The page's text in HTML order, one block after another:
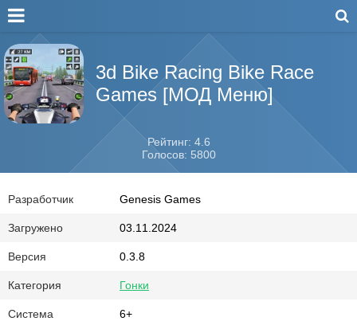
3d Bike Racing Bike Race
Games [МОД Меню]
Рейтинг: 4.6
Голосов: 5800
Разработчик Genesis Games
Загружено 03.11.2024
Версия 0.3.8
Категория Гонки
Система 6+